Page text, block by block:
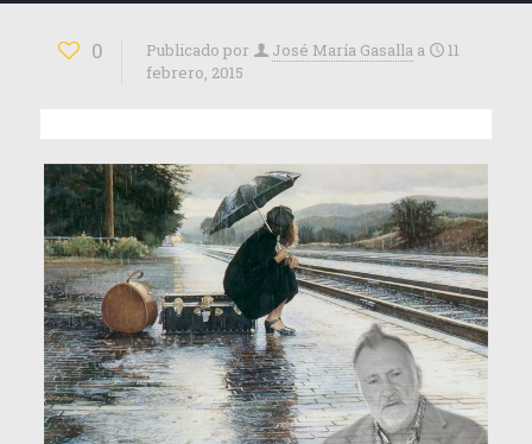
0 Publicado por José María Gasalla a
11
febrero, 2015